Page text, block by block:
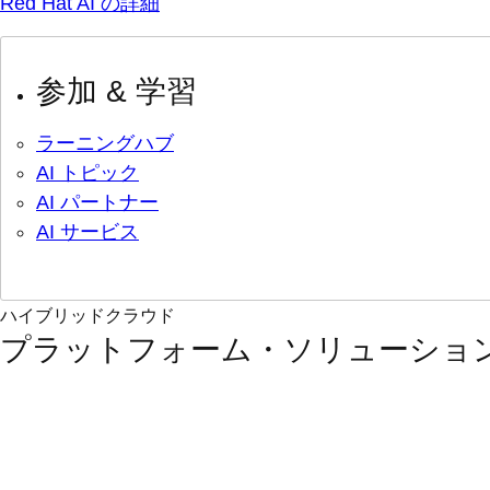
参加 & 学習
ラーニングハブ
AI トピック
AI パートナー
AI サービス
ハイブリッドクラウド
プラットフォーム・ソリューショ